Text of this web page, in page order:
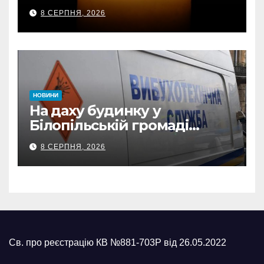
передали державні
нагороди та відомчі
відзнаки
8 СЕРПНЯ, 2026
НОВИНИ
На даху будинку у
Білопільській громаді
знайшли 120-мм міну
8 СЕРПНЯ, 2026
Св. про реєстрацію КВ №881-703Р від 26.05.2022